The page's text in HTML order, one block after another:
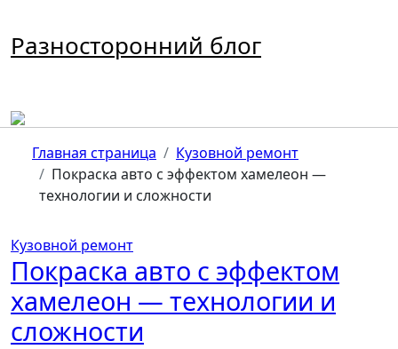
содержимому
Разносторонний блог
Главная страница
Кузовной ремонт
Покраска авто с эффектом хамелеон —
технологии и сложности
Кузовной ремонт
Покраска авто с эффектом
хамелеон — технологии и
сложности